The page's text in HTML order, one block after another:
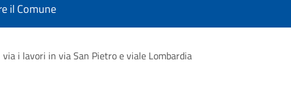
il Comune
via i lavori in via San Pietro e viale Lombardia